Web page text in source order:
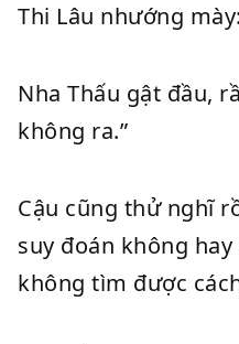
Thi Lâu nhướng
Nha Thấu gật đầu,
không ra.”
Cậu cũng thử nghĩ
suy đoán không
không tìm được